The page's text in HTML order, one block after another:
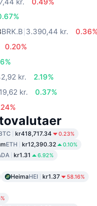
BRK.B 3.390,44 kr.
0.20%
kr.
2.19%
kr.
0.37%
kr418,717.34 0.23%
ETH kr12,390.32 0.10%
kr1.31 6.92%
HeimaHEI kr1.37 58.16%